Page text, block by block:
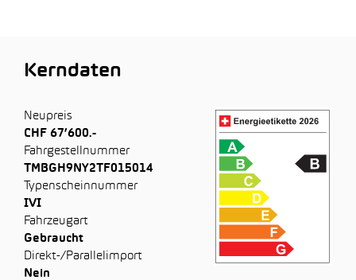
Kerndaten
Neupreis
CHF 67’600.-
Fahrgestellnummer
TMBGH9NY2TF015014
Typenscheinnummer
IVI
Fahrzeugart
Gebraucht
Direkt-/Parallelimport
Nein